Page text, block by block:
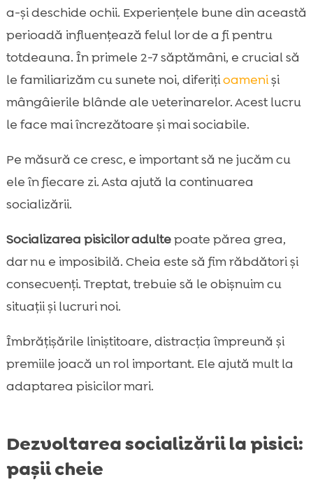
a-și deschide ochii. Experiențele bune din această
perioadă influențează felul lor de a fi pentru
totdeauna. În primele 2-7 săptămâni, e crucial să
le familiarizăm cu sunete noi, diferițioameniși
mângâierile blânde ale veterinarelor. Acest lucru
le face mai încrezătoare și mai sociabile.
Pe măsură ce cresc, e important să ne jucăm cu
ele în fiecare zi. Asta ajută la continuarea
socializării.
Socializarea pisicilor adultepoate părea grea,
dar nu e imposibilă. Cheia este să fim răbdători și
consecvenți. Treptat, trebuie să le obișnuim cu
situații și lucruri noi.
Îmbrățișările liniștitoare, distracția împreună și
premiile joacă un rol important. Ele ajută mult la
adaptarea pisicilor mari.
Dezvoltarea socializării la pisici:
pașii cheie